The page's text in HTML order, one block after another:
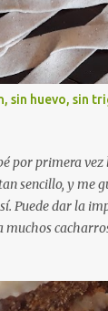
sin huevo, sin
por primera vez
sencillo, y me
Puede dar la